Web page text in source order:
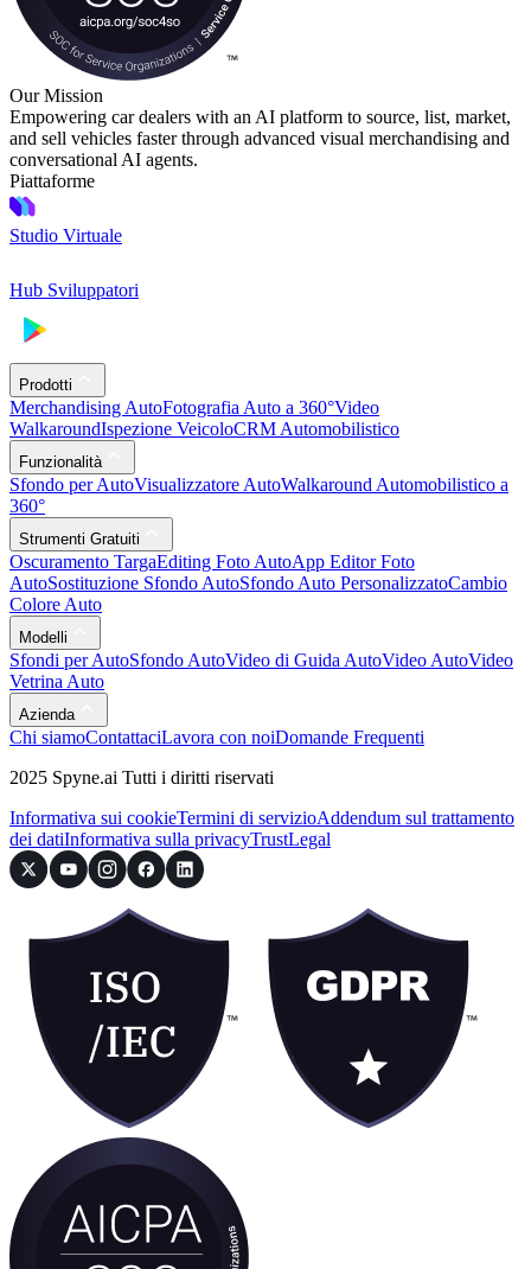
Our Mission
Empowering car dealers with an AI platform to source, list, market,
and sell vehicles faster through advanced visual merchandising and
conversational AI agents.
Piattaforme
Studio Virtuale
Hub Sviluppatori
Prodotti
Merchandising AutoFotografia Auto a 360°Video
WalkaroundIspezione VeicoloCRM Automobilistico
Funzionalità
Sfondo per AutoVisualizzatore AutoWalkaround Automobilistico a
360°
Strumenti Gratuiti
Oscuramento TargaEditing Foto AutoApp Editor Foto
AutoSostituzione Sfondo AutoSfondo Auto PersonalizzatoCambio
Colore Auto
Modelli
Sfondi per AutoSfondo AutoVideo di Guida AutoVideo AutoVideo
Vetrina Auto
Azienda
Chi siamoContattaciLavora con noiDomande Frequenti
2025 Spyne.ai Tutti i diritti riservati
Informativa sui cookieTermini di servizioAddendum sul trattamento
dei datiInformativa sulla privacyTrustLegal